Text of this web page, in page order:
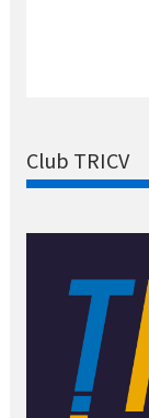
Club TRICV